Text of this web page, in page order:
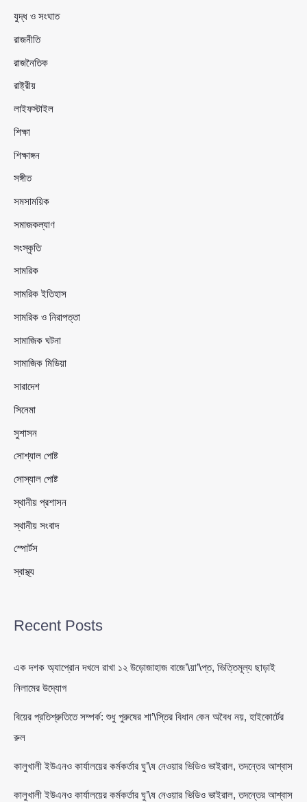
যুদ্ধ ও সংঘাত
রাজনীতি
রাজনৈতিক
রাষ্ট্রীয়
লাইফস্টাইল
শিক্ষা
শিক্ষাঙ্গন
সঙ্গীত
সমসাময়িক
সমাজকল্যাণ
সংস্কৃতি
সামরিক
সামরিক ইতিহাস
সামরিক ও নিরাপত্তা
সামাজিক ঘটনা
সামাজিক মিডিয়া
সারাদেশ
সিনেমা
সুশাসন
সোশ্যাল পোষ্ট
সোস্যাল পোষ্ট
স্থানীয় প্রশাসন
স্থানীয় সংবাদ
স্পোর্টস
স্বাস্থ্য
Recent Posts
এক দশক অ্যাপ্রোন দখলে রাখা ১২ উড়োজাহাজ বাজে’\য়া’\প্ত, ভিত্তিমূল্য ছাড়াই
নিলামের উদ্যোগ
বিয়ের প্রতিশ্রুতিতে সম্পর্ক: শুধু পুরুষের শা’\স্তির বিধান কেন অবৈধ নয়, হাইকোর্টের
রুল
কালুখালী ইউএনও কার্যালয়ের কর্মকর্তার ঘু’\ষ নেওয়ার ভিডিও ভাইরাল, তদন্তের আশ্বাস
কালুখালী ইউএনও কার্যালয়ের কর্মকর্তার ঘু’\ষ নেওয়ার ভিডিও ভাইরাল, তদন্তের আশ্বাস